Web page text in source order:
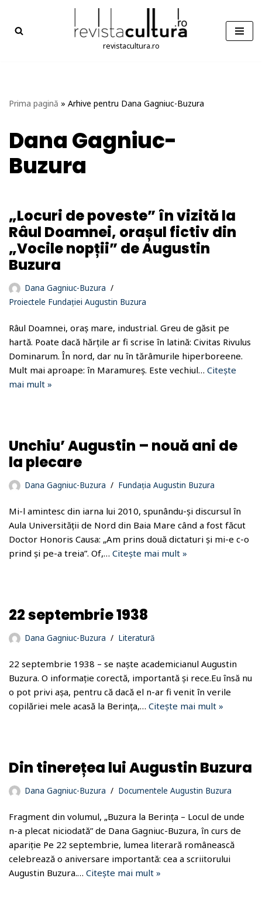
Sari
revistacultura.ro
Prima pagină » Arhive pentru Dana Gagniuc-Buzura
Dana Gagniuc-
Buzura
„Locuri de poveste” în vizită la
Râul Doamnei, orașul fictiv din
„Vocile nopții” de Augustin
Buzura
Dana Gagniuc-Buzura
Proiectele Fundației Augustin Buzura
Râul Doamnei, oraș mare, industrial. Greu de găsit pe
hartă. Poate dacă hărțile ar fi scrise în latină: Civitas Rivulus
Dominarum. În nord, dar nu în tărâmurile hiperboreene.
Mult mai aproape: în Maramureș. Este vechiul… Citește
mai mult »
Unchiu’ Augustin – nouă ani de
la plecare
Dana Gagniuc-Buzura Fundația Augustin Buzura
Mi-l amintesc din iarna lui 2010, spunându-și discursul în
Aula Universității de Nord din Baia Mare când a fost făcut
Doctor Honoris Causa: „Am prins două dictaturi și mi-e c-o
prind și pe-a treia”. Of,… Citește mai mult »
22 septembrie 1938
Dana Gagniuc-Buzura Literatură
22 septembrie 1938 – se naște academicianul Augustin
Buzura. O informație corectă, importantă și rece.Eu însă nu
o pot privi așa, pentru că dacă el n-ar fi venit în verile
copilăriei mele acasă la Berința,… Citește mai mult »
Din tinerețea lui Augustin Buzura
Dana Gagniuc-Buzura Documentele Augustin Buzura
Fragment din volumul, „Buzura la Berința – Locul de unde
n-a plecat niciodată” de Dana Gagniuc-Buzura, în curs de
apariție Pe 22 septembrie, lumea literară românească
celebrează o aniversare importantă: cea a scriitorului
Augustin Buzura.… Citește mai mult »